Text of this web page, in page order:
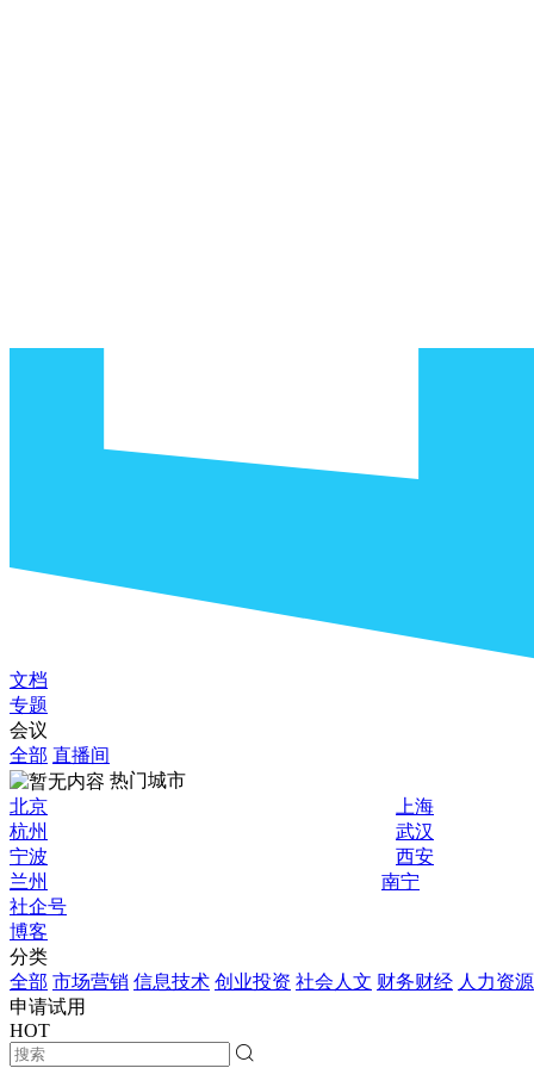
文档
专题
会议
全部 直播间
热门城市
北京
上海
杭州
武汉
宁波
西安
兰州
南宁
社企号
博客
分类
全部 市场营销 信息技术 创业投资 社会人文 财务财经 人力资源
申请试用
HOT